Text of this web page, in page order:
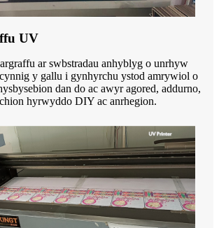
UV
ar swbstradau anhyblyg o unrhyw
y gallu i gynhyrchu ystod amrywiol o
dan do ac awyr agored, addurno,
hyrwyddo DIY ac anrhegion.